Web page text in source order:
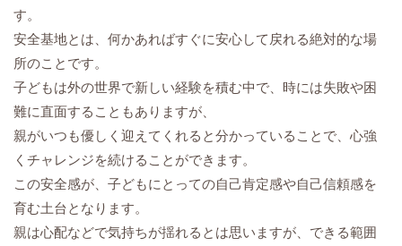
す。
安全基地とは、何かあればすぐに安心して戻れる絶対的な場
所のことです。
子どもは外の世界で新しい経験を積む中で、時には失敗や困
難に直面することもありますが、
親がいつも優しく迎えてくれると分かっていることで、心強
くチャレンジを続けることができます。
この安全感が、子どもにとっての自己肯定感や自己信頼感を
育む土台となります。
親は心配などで気持ちが揺れるとは思いますが、できる範囲